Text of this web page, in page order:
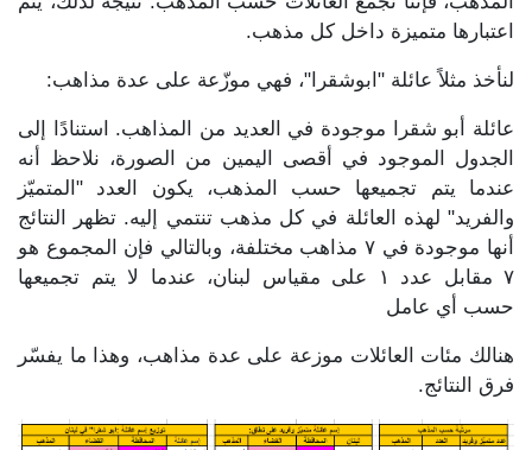
اعتبارها متميزة داخل كل مذهب.
لنأخذ مثلاً عائلة "ابوشقرا"، فهي موزّعة على عدة مذاهب:
عائلة أبو شقرا موجودة في العديد من المذاهب. استنادًا إلى
الجدول الموجود في أقصى اليمين من الصورة، نلاحظ أنه
عندما يتم تجميعها حسب المذهب، يكون العدد "المتميّز
والفريد" لهذه العائلة في كل مذهب تنتمي إليه. تظهر النتائج
أنها موجودة في ٧ مذاهب مختلفة، وبالتالي فإن المجموع هو
٧ مقابل عدد ١ على مقياس لبنان، عندما لا يتم تجميعها
حسب أي عامل
هنالك مئات العائلات موزعة على عدة مذاهب، وهذا ما يفسّر
فرق النتائج.